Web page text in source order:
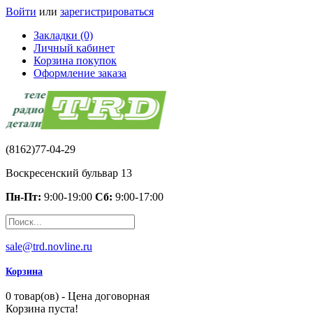
Войти или зарегистрироваться
Закладки (0)
Личный кабинет
Корзина покупок
Оформление заказа
(8162)77-04-29
Воскресенский бульвар 13
Пн-Пт: 9:00-19:00 Сб: 9:00-17:00
sale@trd.novline.ru
Корзина
0 товар(ов) - Цена договорная
Корзина пуста!